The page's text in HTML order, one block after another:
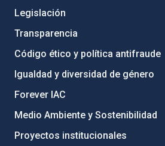
Legislación
Transparencia
Código ético y política antifraude
Igualdad y diversidad de género
Forever IAC
Medio Ambiente y Sostenibilidad
Proyectos institucionales